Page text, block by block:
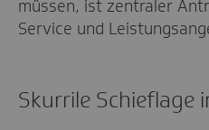
müssen, ist zentraler
Service und
Skurrile Schieflage